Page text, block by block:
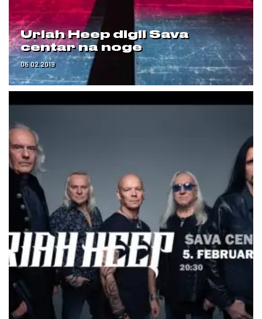
Uriah Heep digli Sava
centar na noge
06.02.2019